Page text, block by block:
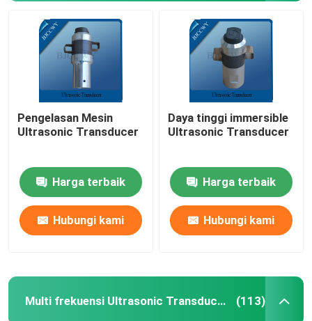
Pengelasan Mesin
Ultrasonic Transducer
Harga terbaik
Hubungi kami
Daya tinggi immersible
Ultrasonic Transducer
Harga terbaik
Hubungi kami
Multi frekuensi Ultrasonic Transducer (113)